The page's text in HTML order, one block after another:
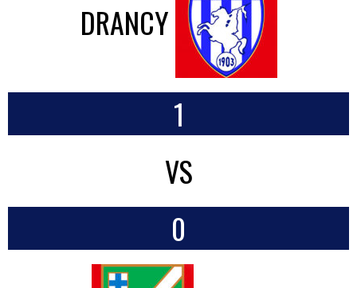
DRANCY
1
VS
0